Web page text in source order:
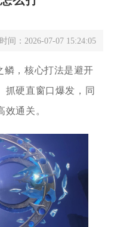
时间：2026-07-07 15:24:05
鳞，核心打法是避开
抓硬直窗口爆发，同
通关。